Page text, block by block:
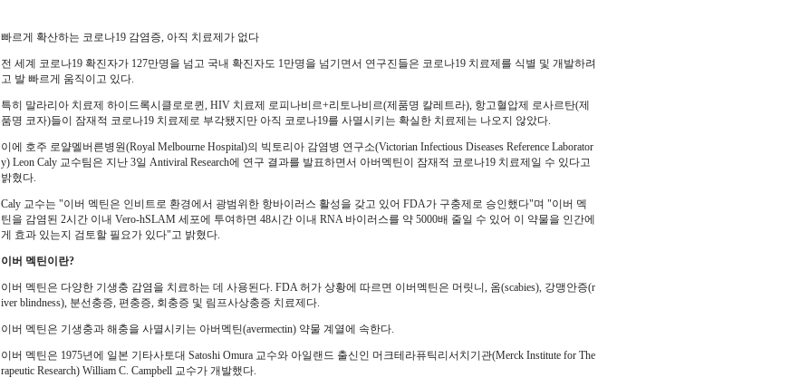
빠르게 확산하는 코로나19 감염증, 아직 치료제가 없다
전 세계 코로나19 확진자가 127만명을 넘고 국내 확진자도 1만명을 넘기면서 연구진들은 코로나19 치료제를 식별 및 개발하려
고 발 빠르게 움직이고 있다.
특히 말라리아 치료제 하이드록시클로로퀸, HIV 치료제 로피나비르+리토나비르(제품명 칼레트라), 항고혈압제 로사르탄(제
품명 코자)들이 잠재적 코로나19 치료제로 부각됐지만 아직 코로나19를 사멸시키는 확실한 치료제는 나오지 않았다.
이에 호주 로얄멜버른병원(Royal Melbourne Hospital)의 빅토리아 감염병 연구소(Victorian Infectious Diseases Reference Laborator
y) Leon Caly 교수팀은 지난 3일 Antiviral Research에 연구 결과를 발표하면서 아버멕틴이 잠재적 코로나19 치료제일 수 있다고
밝혔다.
Caly 교수는 "이버 멕틴은 인비트로 환경에서 광범위한 항바이러스 활성을 갖고 있어 FDA가 구충제로 승인했다"며 "이버 멕
틴을 감염된 2시간 이내 Vero-hSLAM 세포에 투여하면 48시간 이내 RNA 바이러스를 약 5000배 줄일 수 있어 이 약물을 인간에
게 효과 있는지 검토할 필요가 있다"고 밝혔다.
이버 멕틴이란?
이버 멕틴은 다양한 기생충 감염을 치료하는 데 사용된다. FDA 허가 상황에 따르면 이버멕틴은 머릿니, 옴(scabies), 강맹안증(r
iver blindness), 분선충증, 편충증, 회충증 및 림프사상충증 치료제다.
이버 멕틴은 기생충과 해충을 사멸시키는 아버멕틴(avermectin) 약물 계열에 속한다.
이버 멕틴은 1975년에 일본 기타사토대 Satoshi Omura 교수와 아일랜드 출신인 머크테라퓨틱리서치기관(Merck Institute for The
rapeutic Research) William C. Campbell 교수가 개발했다.